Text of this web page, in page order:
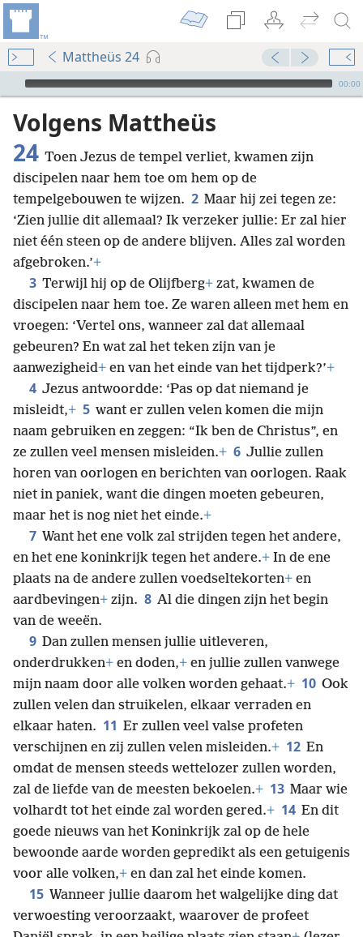
Mattheüs 24
Audio Player
00:00
Volgens Mattheüs
24 Toen Jezus de tempel verliet, kwamen zijn
discipelen naar hem toe om hem op de
tempelgebouwen te wijzen. 2 Maar hij zei tegen ze:
‘Zien jullie dit allemaal? Ik verzeker jullie: Er zal hier
niet één steen op de andere blijven. Alles zal worden
afgebroken.’+
3 Terwijl hij op de Olijfberg+ zat, kwamen de
discipelen naar hem toe. Ze waren alleen met hem en
vroegen: ‘Vertel ons, wanneer zal dat allemaal
gebeuren? En wat zal het teken zijn van je
aanwezigheid+ en van het einde van het tijdperk?’+
4 Jezus antwoordde: ‘Pas op dat niemand je
misleidt,+ 5 want er zullen velen komen die mijn
naam gebruiken en zeggen: “Ik ben de Christus”, en
ze zullen veel mensen misleiden.+ 6 Jullie zullen
horen van oorlogen en berichten van oorlogen. Raak
niet in paniek, want die dingen moeten gebeuren,
maar het is nog niet het einde.+
7 Want het ene volk zal strijden tegen het andere,
en het ene koninkrijk tegen het andere.+ In de ene
plaats na de andere zullen voedseltekorten+ en
aardbevingen+ zijn. 8 Al die dingen zijn het begin
van de weeën.
9 Dan zullen mensen jullie uitleveren,
onderdrukken+ en doden,+ en jullie zullen vanwege
mijn naam door alle volken worden gehaat.+ 10 Ook
zullen velen dan struikelen, elkaar verraden en
elkaar haten. 11 Er zullen veel valse profeten
verschijnen en zij zullen velen misleiden.+ 12 En
omdat de mensen steeds wettelozer zullen worden,
zal de liefde van de meesten bekoelen.+ 13 Maar wie
volhardt tot het einde zal worden gered.+ 14 En dit
goede nieuws van het Koninkrijk zal op de hele
bewoonde aarde worden gepredikt als een getuigenis
voor alle volken,+ en dan zal het einde komen.
15 Wanneer jullie daarom het walgelijke ding dat
verwoesting veroorzaakt, waarover de profeet